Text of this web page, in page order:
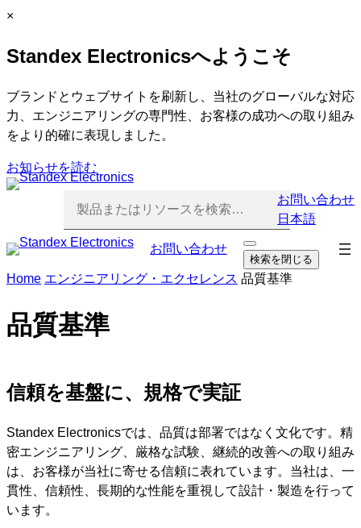
内
を
キ
ッ
プ
C
o
e
×
Standex Electronicsへようこそ
ブランドとウェブサイトを刷新し、当社のグローバルな対応
力、エンジニアリングの専門性、お客様の成功への取り組み
をより的確に表現しました。
お知らせを読む
お問い合わせ
日本語
お問い合わせ
検
索
を
検索を閉じる
ナ
ッ
プ
Home エンジニアリング・エクセレンス 品質基準
品質基準
信頼を基盤に、規格で実証
Standex Electronicsでは、品質は部署ではなく文化です。精
密エンジニアリング、厳格な試験、継続的改善への取り組み
は、お客様が当社に寄せる信頼に表れています。当社は、一
貫性、信頼性、長期的な性能を重視して設計・製造を行って
います。